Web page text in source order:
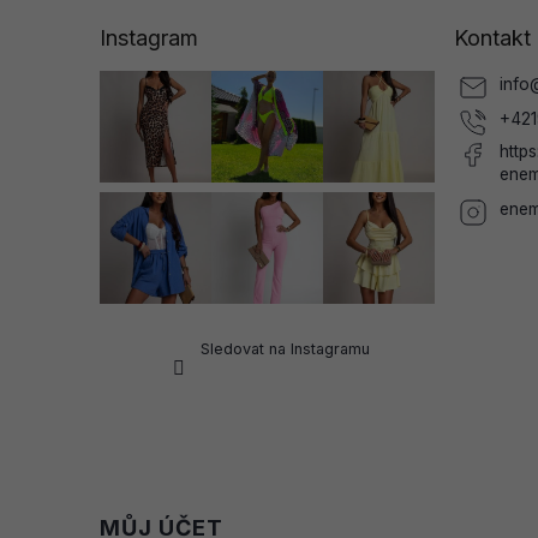
Instagram
Sledovat na Instagramu
Kontakt
info
MŮJ ÚČET